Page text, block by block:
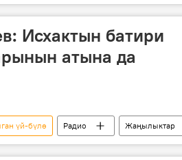
ата-эне
Исхактын батири
атына да
үй-бүлө Радио
Жаңылыктар
батир